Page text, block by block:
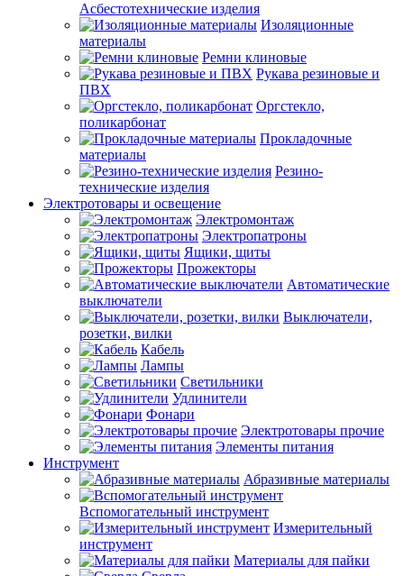
Асбестотехнические изделия
Изоляционные
материалы
Ремни клиновые
Рукава резиновые и
ПВХ
Оргстекло,
поликарбонат
Прокладочные
материалы
Резино-
технические изделия
Электротовары и освещение
Электромонтаж
Электропатроны
Ящики, щиты
Прожекторы
Автоматические
выключатели
Выключатели,
розетки, вилки
Кабель
Лампы
Светильники
Удлинители
Фонари
Электротовары прочие
Элементы питания
Инструмент
Абразивные материалы
Вспомогательный инструмент
Измерительный
инструмент
Материалы для пайки